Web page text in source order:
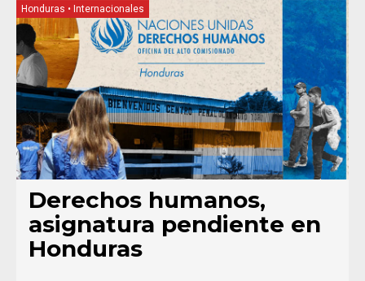
Honduras • Internacionales
Derechos humanos,
asignatura pendiente en
Honduras